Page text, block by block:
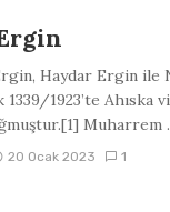
Haydar Ergin ile
1923’te Ahıska
Muharrem
20 Ocak 2023 1